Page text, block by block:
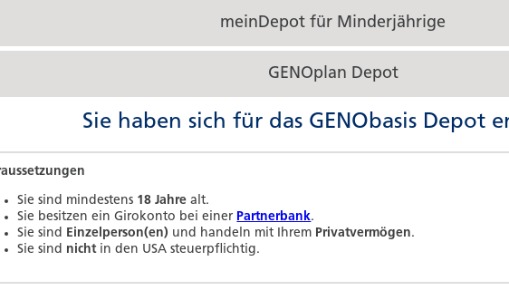
meinDepot für Minderjährige
GENOplan Depot
Sie haben sich für das GENObasis Depot
Sie sind mindestens 18 Jahre alt.
Sie besitzen ein Girokonto beieiner Partnerbank.
Sie sind Einzelperson(en) und handeln mit Ihrem Privatvermögen.
Sie sind nichtin den USA steuerpflichtig.